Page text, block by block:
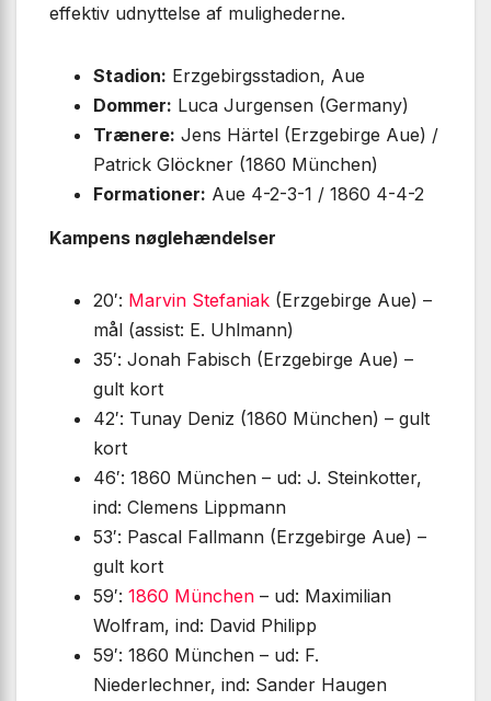
effektiv udnyttelse af mulighederne.
Stadion: Erzgebirgsstadion, Aue
Dommer: Luca Jurgensen (Germany)
Trænere: Jens Härtel (Erzgebirge Aue) /
Patrick Glöckner (1860 München)
Formationer: Aue 4-2-3-1 / 1860 4-4-2
Kampens nøglehændelser
20′: Marvin Stefaniak (Erzgebirge Aue) –
mål (assist: E. Uhlmann)
35′: Jonah Fabisch (Erzgebirge Aue) –
gult kort
42′: Tunay Deniz (1860 München) – gult
kort
46′: 1860 München – ud: J. Steinkotter,
ind: Clemens Lippmann
53′: Pascal Fallmann (Erzgebirge Aue) –
gult kort
59′: 1860 München – ud: Maximilian
Wolfram, ind: David Philipp
59′: 1860 München – ud: F.
Niederlechner, ind: Sander Haugen